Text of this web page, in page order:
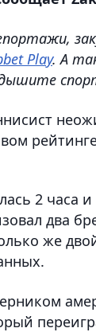
Play. А
2 часа
два
же